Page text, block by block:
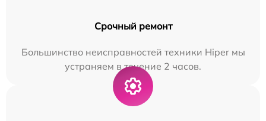
Срочный ремонт
Большинство неисправностей техники Hiper мы
устраняем в течение 2 часов.